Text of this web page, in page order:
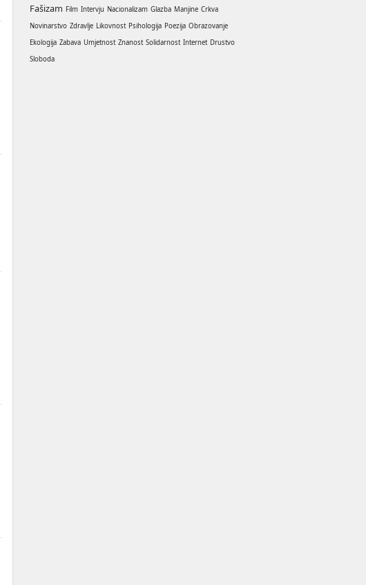
Fašizam Film Intervju Nacionalizam Glazba Manjine Crkva
Novinarstvo Zdravlje Likovnost Psihologija Poezija Obrazovanje
Ekologija Zabava Umjetnost Znanost Solidarnost Internet Drustvo
Sloboda